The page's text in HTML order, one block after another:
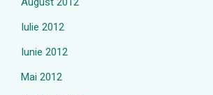
Iulie 2012
Iunie 2012
Mai 2012